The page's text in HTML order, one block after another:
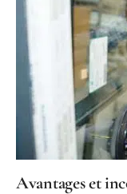
Avantages et